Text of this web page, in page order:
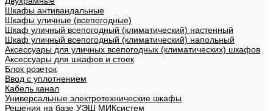
Шкафы антивандальные
Шкафы уличные (всепогодные)
Шкаф уличный всепогодный (климатический) настенный
Шкаф уличный всепогодный (климатический) напольный
Аксессуары для уличных всепогодных (климатических) шкафов
Аксессуары для шкафов и стоек
Блок розеток
Ввод с уплотнением
Кабель канал
Универсальные электротехнические шкафы
Решения на базе УЭШ МИКсистем